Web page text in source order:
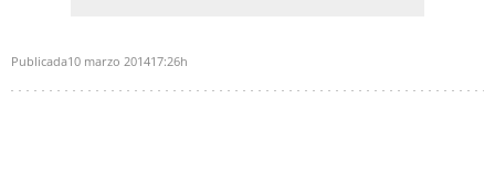
Publicada10 marzo 201417:26h